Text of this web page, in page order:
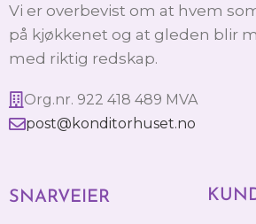
Vi er overbevist om at hvem
på kjøkkenet og at gleden blir
med riktig redskap.
Org.nr. 922 418 489 MVA
post@konditorhuset.no
SNARVEIER